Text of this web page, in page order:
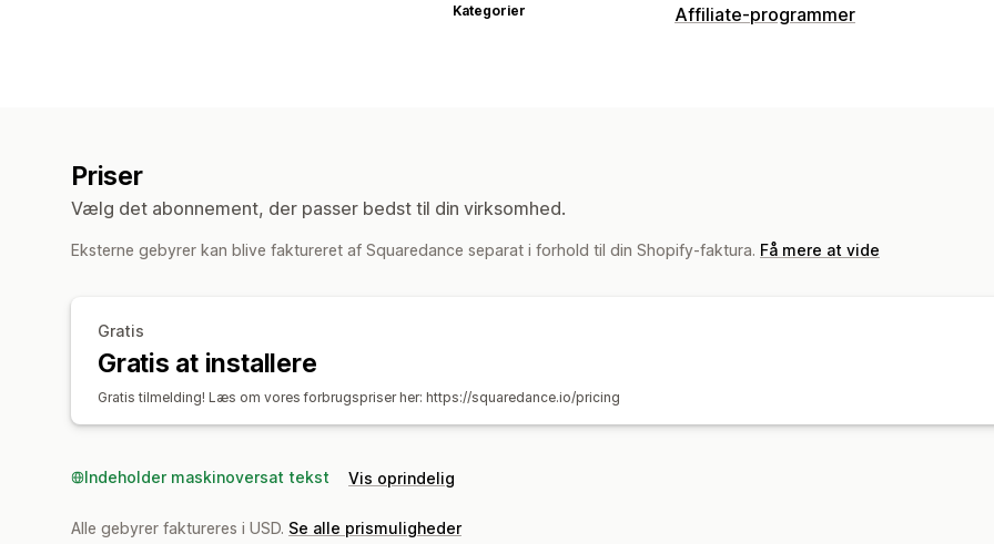
Kategorier Affiliate-programmer
Tilpassede kontrolpaneler
Priser
Vælg det abonnement, der passer bedst til din virksomhed.
Eksterne gebyrer kan blive faktureret af Squaredance separat i forhold til din Shopify-faktura. Få mere at vide
Gratis
Gratis at installere
Gratis tilmelding! Læs om vores forbrugspriser her: https://squaredance.io/pricing
Indeholder maskinoversat tekst Vis oprindelig
Alle gebyrer faktureres i USD. Se alle prismuligheder